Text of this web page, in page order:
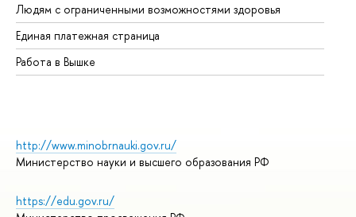
Людям с ограниченными возможностями здоровья
Единая платежная страница
Работа в Вышке
http://www.minobrnauki.gov.ru/
Министерство науки и высшего образования РФ
https://edu.gov.ru/